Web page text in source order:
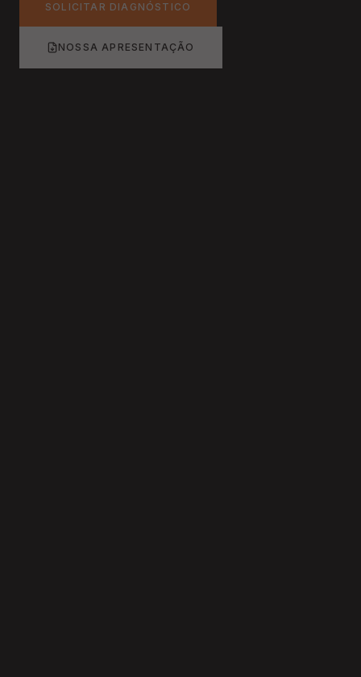
SOLICITAR DIAGNÓSTICO
NOSSA APRESENTAÇÃO